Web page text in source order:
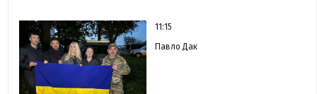
11:15
Павло Дак